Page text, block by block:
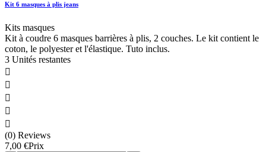
Kit 6 masques à plis jeans
Kits masques
Kit à coudre 6 masques barrières à plis, 2 couches. Le kit contient le
coton, le polyester et l'élastique. Tuto inclus.
3 Unités restantes





(0) Reviews
7,00 €Prix